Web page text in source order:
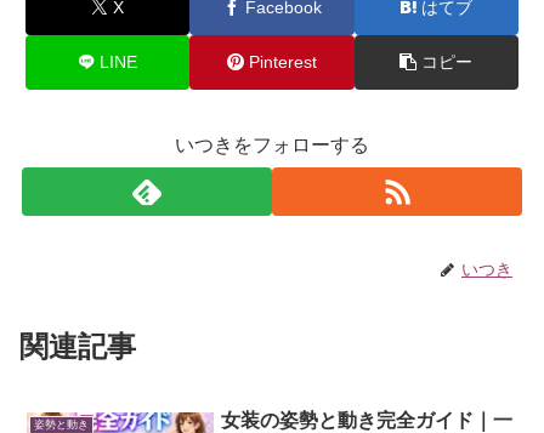
X Facebook はてブ
LINE Pinterest コピー
いつきをフォローする
いつき
関連記事
姿勢と動き
女装の姿勢と動き完全ガイド｜一